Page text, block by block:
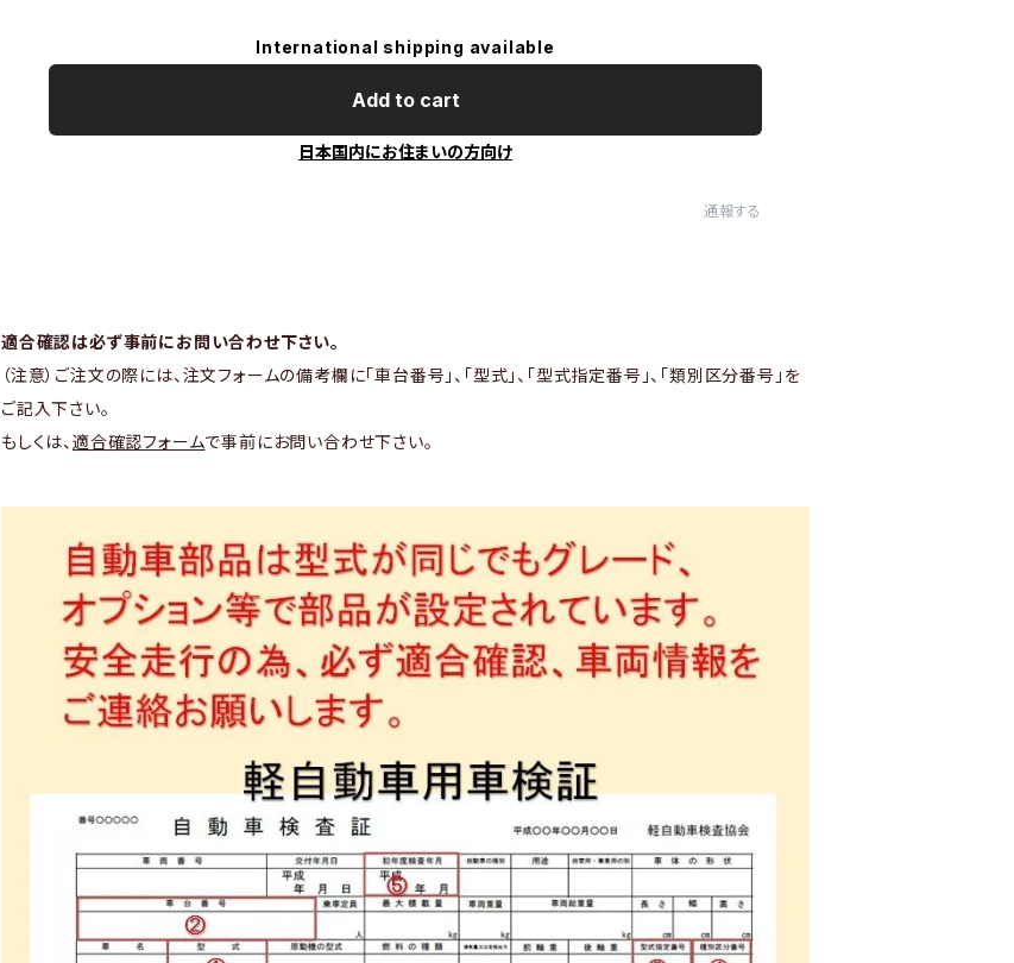
International shipping available
Add to cart
日本国内にお住まいの方向け
通報する
適合確認は必ず事前にお問い合わせ下さい。
（注意）ご注文の際には、注文フォームの備考欄に「車台番号」、「型式」、「型式指定番号」、「類別区分番号」を
ご記入下さい。
もしくは、 適合確認フォームで事前にお問い合わせ下さい。